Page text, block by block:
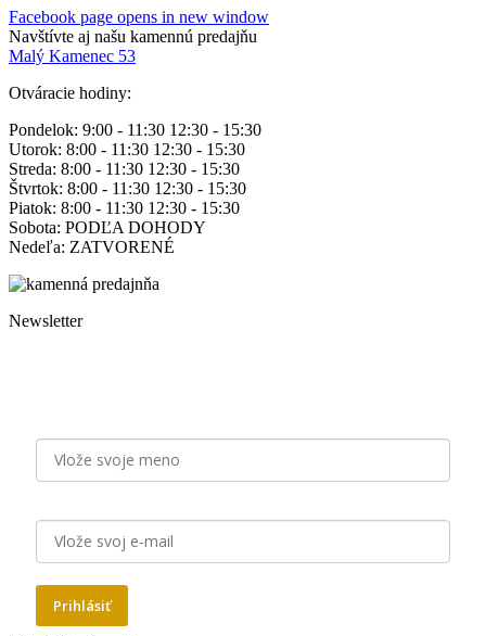
Facebook page opens in new window
Navštívte aj našu kamennú predajňu
Malý Kamenec 53
Otváracie hodiny:
Pondelok: 9:00 - 11:30 12:30 - 15:30
Utorok: 8:00 - 11:30 12:30 - 15:30
Streda: 8:00 - 11:30 12:30 - 15:30
Štvrtok: 8:00 - 11:30 12:30 - 15:30
Piatok: 8:00 - 11:30 12:30 - 15:30
Sobota: PODĽA DOHODY
Nedeľa: ZATVORENÉ
Newsletter
Prihlásiť